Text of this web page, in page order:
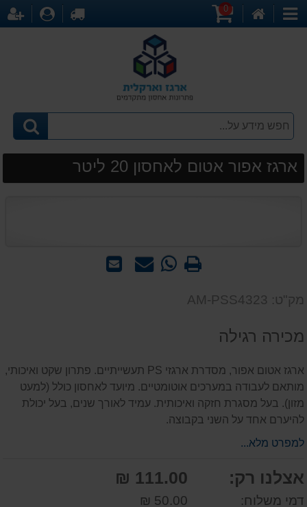
קטגוריות
0
לקופה
ארגז אפור אטום לאחסון 20 ליטר
שלח
שאל WhatsApp
אותנו
מק"ט: AM-PSS4323
מכירה רגילה
ארגז אטום אפור, מסדרת ארגזי PS תעשייתיים. פתרון שקט ואיכותי,
מותאם לעבודה במערכים אוטומטיים. מיועד לאחסון כולל (למעט
מזון). בעל מסגרת חזקה ואיכותית. עמיד לאורך שנים, בעל יכולת
להיערם אחד על השני בקבוצה.
למפרט מלא...
אצלנו רק: 111.00 ₪
דמי משלוח:
50.00 ₪